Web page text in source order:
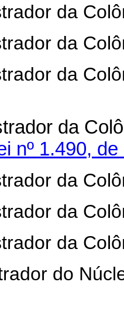
da
da
da
da
nº 1.490, de
da
da
da
do